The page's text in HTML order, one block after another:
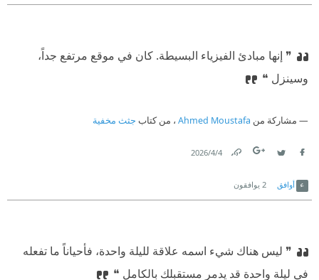
❞ إنها مبادئ الفيزياء البسيطة. كان في موقع مرتفع جداً،
وسينزل ❝
مشاركة من Ahmed Moustafa ، من كتاب جثث مخفية
4‏/4‏/2026
أوافق 2 يوافقون
❞ ليس هناك شيء اسمه علاقة لليلة واحدة، فأحياناً ما تفعله
في ليلة واحدة قد يدمر مستقبلك بالكامل ❝